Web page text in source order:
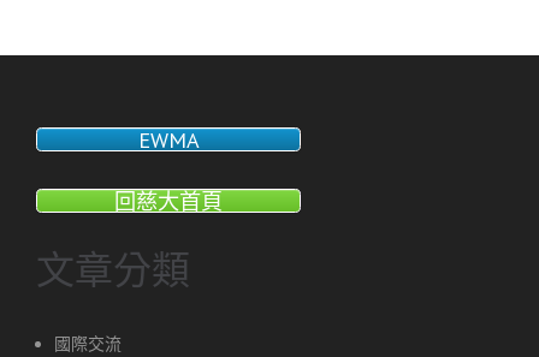
導
EWMA
回慈大首頁
文章分類
國際交流